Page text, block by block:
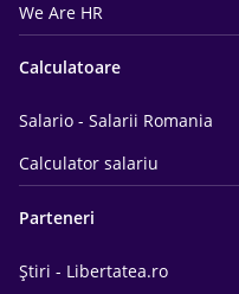
We Are HR
Calculatoare
Salario - Salarii Romania
Calculator salariu
Parteneri
Știri - Libertatea.ro